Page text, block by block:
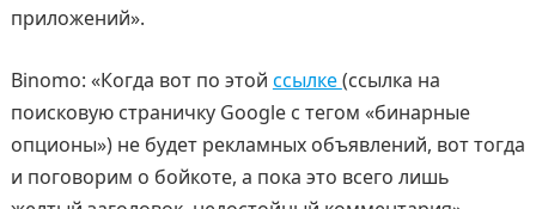
приложений».
Binomo: «Когда вот по этой ссылке(ссылка на
поисковую страничку Google с тегом «бинарные
опционы») не будет рекламных объявлений, вот тогда
и поговорим о бойкоте, а пока это всего лишь